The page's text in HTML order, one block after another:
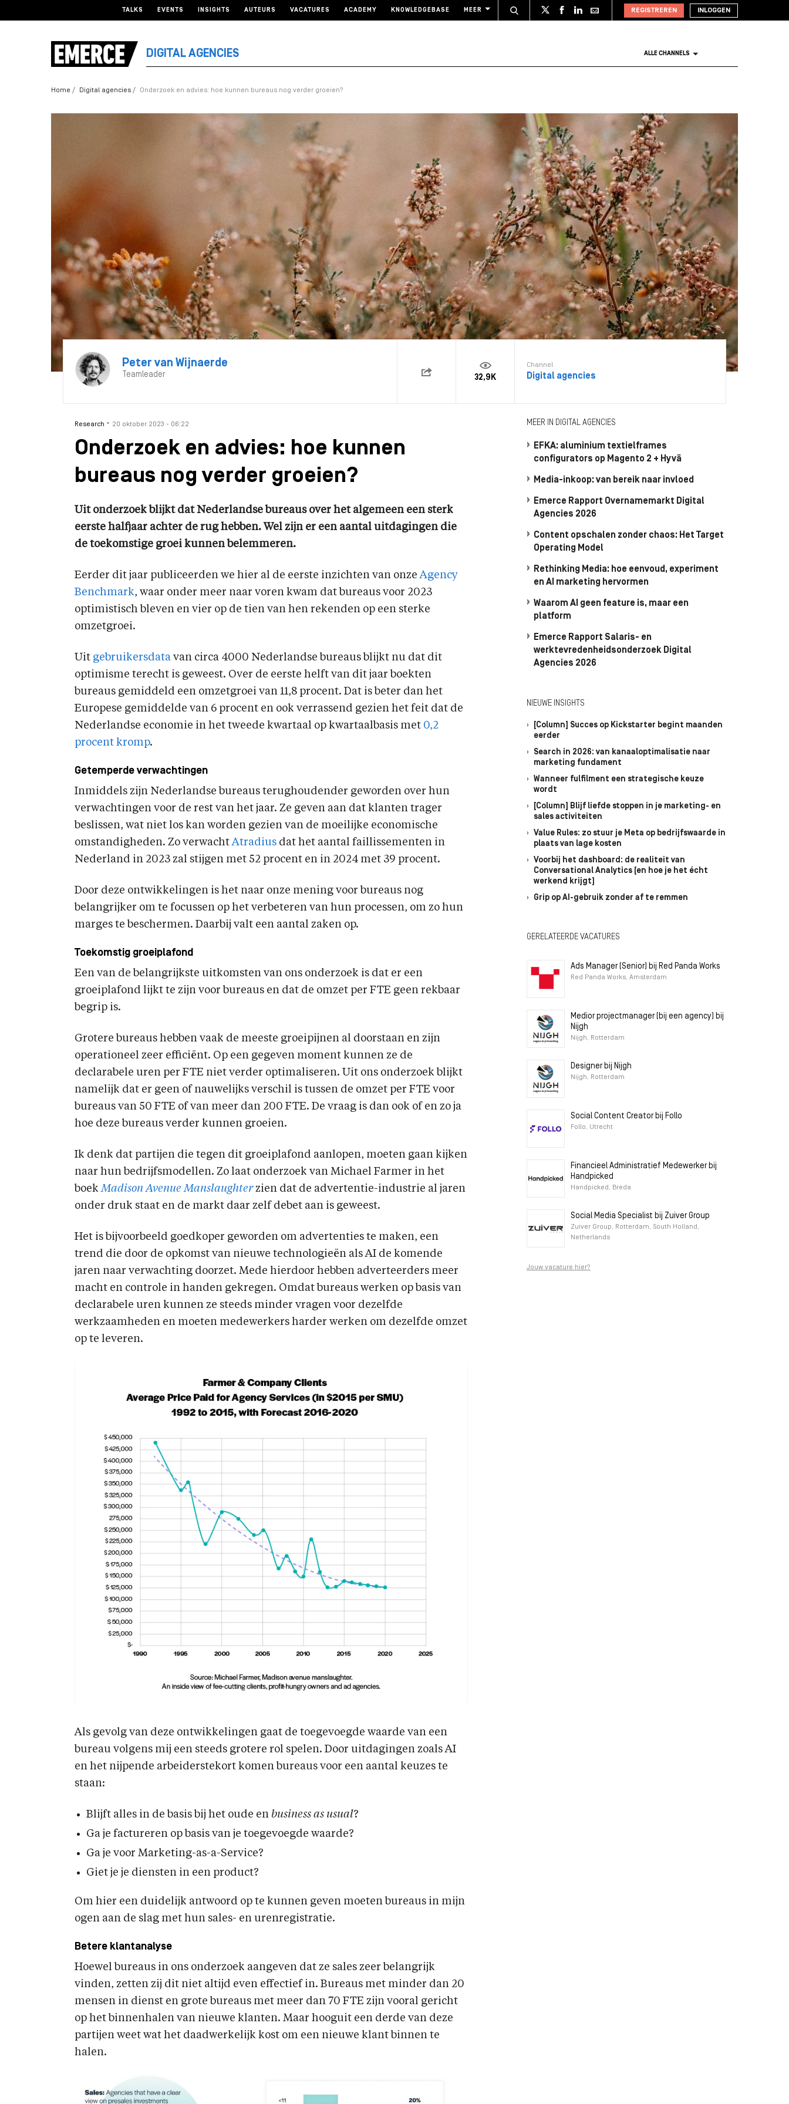
TALKS EVENTS INSIGHTS AUTEURS VACATURES ACADEMY KNOWLEDGEBASE MEER REGISTREREN INLOGGEN
DIGITAL AGENCIES ALLE CHANNELS
Home Digital agencies Onderzoek en advies: hoe kunnen bureaus nog verder groeien?
Peter van Wijnaerde
Teamleader 32,9K
Channel
Digital agencies
Research - 20 oktober 2023 - 06:22
Onderzoek en advies: hoe kunnen
bureaus nog verder groeien?
Uit onderzoek blijkt dat Nederlandse bureaus over het algemeen een sterk
eerste halfjaar achter de rug hebben. Wel zijn er een aantal uitdagingen die
de toekomstige groei kunnen belemmeren.
Eerder dit jaar publiceerden we hier al de eerste inzichten van onzeAgency
Benchmark, waar onder meer naar voren kwam dat bureaus voor 2023
optimistisch bleven en vier op de tien van hen rekenden op een sterke
omzetgroei.
Uit gebruikersdata van circa 4000 Nederlandse bureaus blijkt nu dat dit
optimisme terecht is geweest. Over de eerste helft van dit jaar boekten
bureaus gemiddeld een omzetgroei van 11,8 procent. Dat is beter dan het
Europese gemiddelde van 6 procent en ook verrassend gezien het feit dat de
Nederlandse economie in het tweede kwartaal op kwartaalbasis met 0,2
procent kromp.
Getemperde verwachtingen
Inmiddels zijn Nederlandse bureaus terughoudender geworden over hun
verwachtingen voor de rest van het jaar. Ze geven aan dat klanten trager
beslissen, wat niet los kan worden gezien van de moeilijke economische
omstandigheden. Zo verwachtAtradius dat het aantal faillissementen in
Nederland in 2023 zal stijgen met 52 procent en in 2024 met 39 procent.
Door deze ontwikkelingen is het naar onze mening voor bureaus nog
belangrijker om te focussen op het verbeteren van hun processen, om zo hun
marges te beschermen. Daarbij valt een aantal zaken op.
Toekomstig groeiplafond
Een van de belangrijkste uitkomsten van ons onderzoek is dat er een
groeiplafond lijkt te zijn voor bureaus en dat de omzet per FTE geen rekbaar
begrip is.
Grotere bureaus hebben vaak de meeste groeipijnen al doorstaan en zijn
operationeel zeer efficiënt. Op een gegeven moment kunnen ze de
declarabele uren per FTE niet verder optimaliseren. Uit ons onderzoek blijkt
namelijk dat er geen of nauwelijks verschil is tussen de omzet per FTE voor
bureaus van 50 FTE of van meer dan 200 FTE. De vraag is dan ook of en zo ja
hoe deze bureaus verder kunnen groeien.
Ik denk dat partijen die tegen dit groeiplafond aanlopen, moeten gaan kijken
naar hun bedrijfsmodellen. Zo laat onderzoek van Michael Farmer in het
boekMadison Avenue Manslaughterzien dat de advertentie-industrie al jaren
onder druk staat en de markt daar zelf debet aan is geweest.
Het is bijvoorbeeld goedkoper geworden om advertenties te maken, een
trend die door de opkomst van nieuwe technologieën als AI de komende
jaren naar verwachting doorzet. Mede hierdoor hebben adverteerders meer
macht en controle in handen gekregen. Omdat bureaus werken op basis van
declarabele uren kunnen ze steeds minder vragen voor dezelfde
werkzaamheden en moeten medewerkers harder werken om dezelfde omzet
op te leveren.
Als gevolg van deze ontwikkelingen gaat de toegevoegde waarde van een
bureau volgens mij een steeds grotere rol spelen. Door uitdagingen zoals AI
en het nijpende arbeiderstekort komen bureaus voor een aantal keuzes te
staan:
Blijft alles in de basis bij het oude en business as usual?
Ga je factureren op basis van je toegevoegde waarde?
Ga je voor Marketing-as-a-Service?
Giet je je diensten in een product?
Om hier een duidelijk antwoord op te kunnen geven moeten bureaus in mijn
ogen aan de slag met hun sales- en urenregistratie.
Betere klantanalyse
Hoewel bureaus in ons onderzoek aangeven dat ze sales zeer belangrijk
vinden, zetten zij dit niet altijd even effectief in. Bureaus met minder dan 20
mensen in dienst en grote bureaus met meer dan 70 FTE zijn vooral gericht
op het binnenhalen van nieuwe klanten. Maar hooguit een derde van deze
partijen weet wat het daadwerkelijk kost om een nieuwe klant binnen te
halen.
MEER IN DIGITAL AGENCIES
EFKA: aluminium textielframes
configurators op Magento 2 + Hyvä
Media-inkoop: van bereik naar invloed
Emerce Rapport Overnamemarkt Digital
Agencies 2026
Content opschalen zonder chaos: Het Target
Operating Model
Rethinking Media: hoe eenvoud, experiment
en AI marketing hervormen
Waarom AI geen feature is, maar een
platform
Emerce Rapport Salaris- en
werktevredenheidsonderzoek Digital
Agencies 2026
NIEUWE INSIGHTS
[Column] Succes op Kickstarter begint maanden
eerder
Search in 2026: van kanaaloptimalisatie naar
marketing fundament
Wanneer fulfilment een strategische keuze
wordt
[Column] Blijf liefde stoppen in je marketing- en
sales activiteiten
Value Rules: zo stuur je Meta op bedrijfswaarde in
plaats van lage kosten
Voorbij het dashboard: de realiteit van
Conversational Analytics (en hoe je het écht
werkend krijgt)
Grip op AI-gebruik zonder af te remmen
GERELATEERDE VACATURES
Ads Manager (Senior) bij Red Panda Works
Red Panda Works, Amsterdam
Medior projectmanager (bij een agency) bij
Nijgh
Nijgh, Rotterdam
Designer bij Nijgh
Nijgh, Rotterdam
Social Content Creator bij Follo
Follo, Utrecht
Financieel Administratief Medewerker bij
Handpicked
Handpicked, Breda
Social Media Specialist bij Zuiver Group
Zuiver Group, Rotterdam, South Holland,
Netherlands
Jouw vacature hier?